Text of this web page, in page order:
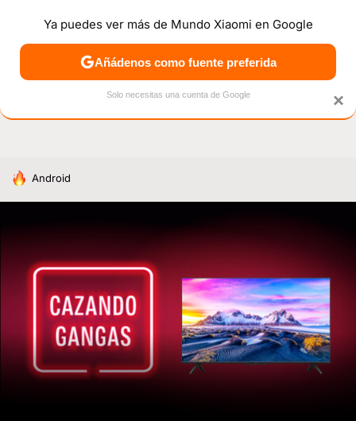
NOTICIAS MÓVILES TUTORIALES OFERTAS
HOY SE HABLA DE
Android
×
Ya puedes ver más de Mundo Xiaomi en Google
Añádenos como fuente preferida
Solo necesitas una cuenta de Google